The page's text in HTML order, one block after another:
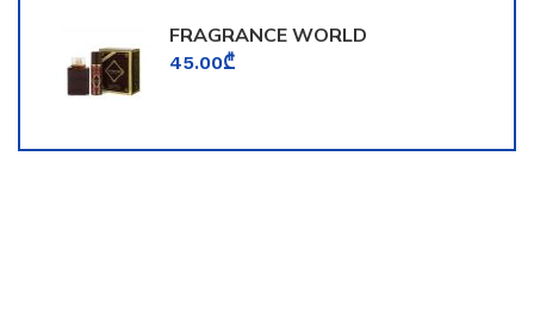
FRAGRANCE WORLD
TOOMFORD
45.00₾